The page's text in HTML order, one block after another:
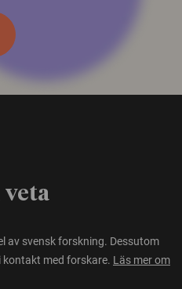
veta
av svensk forskning. Dessutom
med forskare. Läs mer om